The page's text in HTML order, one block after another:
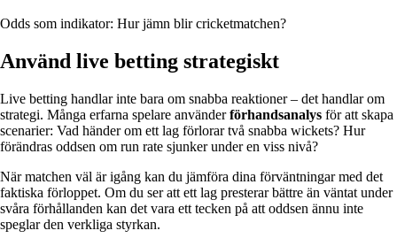
Odds som indikator: Hur jämn blir cricketmatchen?
Använd live betting strategiskt
Live betting handlar inte bara om snabba reaktioner – det handlar om
strategi. Många erfarna spelare använderförhandsanalys för att skapa
scenarier: Vad händer om ett lag förlorar två snabba wickets? Hur
förändras oddsen om run rate sjunker under en viss nivå?
När matchen väl är igång kan du jämföra dina förväntningar med det
faktiska förloppet. Om du ser att ett lag presterar bättre än väntat under
svåra förhållanden kan det vara ett tecken på att oddsen ännu inte
speglar den verkliga styrkan.